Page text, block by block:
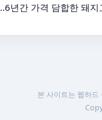
년간 가격 담합한 돼지
본 사이트는 웹하